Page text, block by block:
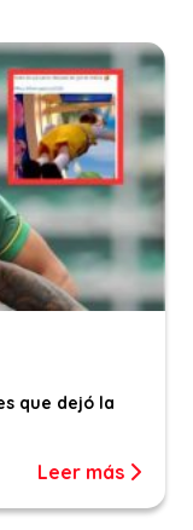
que dejó la
Leer más